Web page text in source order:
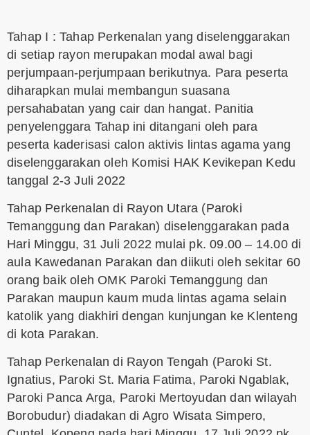
Tahap I : Tahap Perkenalan yang diselenggarakan
di setiap rayon merupakan modal awal bagi
perjumpaan-perjumpaan berikutnya. Para peserta
diharapkan mulai membangun suasana
persahabatan yang cair dan hangat. Panitia
penyelenggara Tahap ini ditangani oleh para
peserta kaderisasi calon aktivis lintas agama yang
diselenggarakan oleh Komisi HAK Kevikepan Kedu
tanggal 2-3 Juli 2022
Tahap Perkenalan di Rayon Utara (Paroki
Temanggung dan Parakan) diselenggarakan pada
Hari Minggu, 31 Juli 2022 mulai pk. 09.00 – 14.00 di
aula Kawedanan Parakan dan diikuti oleh sekitar 60
orang baik oleh OMK Paroki Temanggung dan
Parakan maupun kaum muda lintas agama selain
katolik yang diakhiri dengan kunjungan ke Klenteng
di kota Parakan.
Tahap Perkenalan di Rayon Tengah (Paroki St.
Ignatius, Paroki St. Maria Fatima, Paroki Ngablak,
Paroki Panca Arga, Paroki Mertoyudan dan wilayah
Borobudur) diadakan di Agro Wisata Simpero,